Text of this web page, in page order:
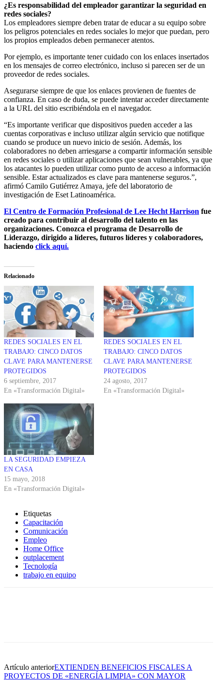
¿Es responsabilidad del empleador garantizar la seguridad en
redes sociales?
Los empleadores siempre deben tratar de educar a su equipo sobre
los peligros potenciales en redes sociales lo mejor que puedan, pero
los propios empleados deben permanecer atentos.
Por ejemplo, es importante tener cuidado con los enlaces insertados
en los mensajes de correo electrónico, incluso si parecen ser de un
proveedor de redes sociales.
Asegurarse siempre de que los enlaces provienen de fuentes de
confianza. En caso de duda, se puede intentar acceder directamente
a la URL del sitio escribiéndola en el navegador.
“Es importante verificar que dispositivos pueden acceder a las
cuentas corporativas e incluso utilizar algún servicio que notifique
cuando se produce un nuevo inicio de sesión. Además, los
colaboradores no deben arriesgarse a compartir información sensible
en redes sociales o utilizar aplicaciones que sean vulnerables, ya que
los atacantes lo pueden utilizar como punto de acceso a información
sensible. Estar actualizados es clave para mantenerse seguros.”,
afirmó Camilo Gutiérrez Amaya, jefe del laboratorio de
investigación de Eset Latinoamérica.
El Centro de Formación Profesional de Lee Hecht Harrison fue
creado para contribuir al desarrollo del talento en las
organizaciones. Conozca el programa de Desarrollo de
Liderazgo, dirigido a líderes, futuros líderes y colaboradores,
haciendo click aquí.
Relacionado
REDES SOCIALES EN EL
TRABAJO: CINCO DATOS
CLAVE PARA MANTENERSE
PROTEGIDOS
6 septiembre, 2017
En «Transformación Digital»
REDES SOCIALES EN EL
TRABAJO: CINCO DATOS
CLAVE PARA MANTENERSE
PROTEGIDOS
24 agosto, 2017
En «Transformación Digital»
LA SEGURIDAD EMPIEZA
EN CASA
15 mayo, 2018
En «Transformación Digital»
Etiquetas
Capacitación
Comunicación
Empleo
Home Office
outplacement
Tecnología
trabajo en equipo
Artículo anteriorEXTIENDEN BENEFICIOS FISCALES A
PROYECTOS DE «ENERGÍA LIMPIA» CON MAYOR